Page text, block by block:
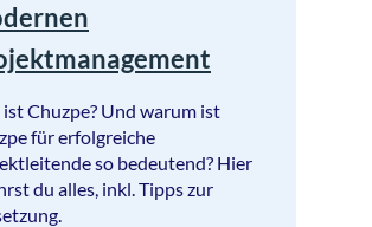
ist Chuzpe? Und warum ist
für erfolgreiche
so bedeutend? Hier
du alles, inkl. Tipps zur